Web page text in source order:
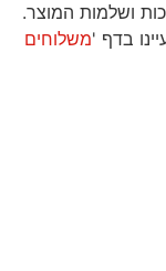
ושלמות המוצר.
בדף 'משלוחים